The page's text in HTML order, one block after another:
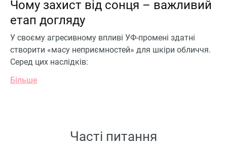
Чому захист від сонця – важливий
етап догляду
У своєму агресивному впливі УФ-промені здатні
створити «масу неприємностей» для шкіри обличчя.
Серед цих наслідків:
Більше
Часті питання